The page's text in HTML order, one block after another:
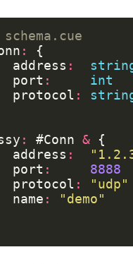
:
{
address :
port :
int
protocol :
: #Conn &
{
address :
port :
8888
protocol :
"udp"
name :
"demo"